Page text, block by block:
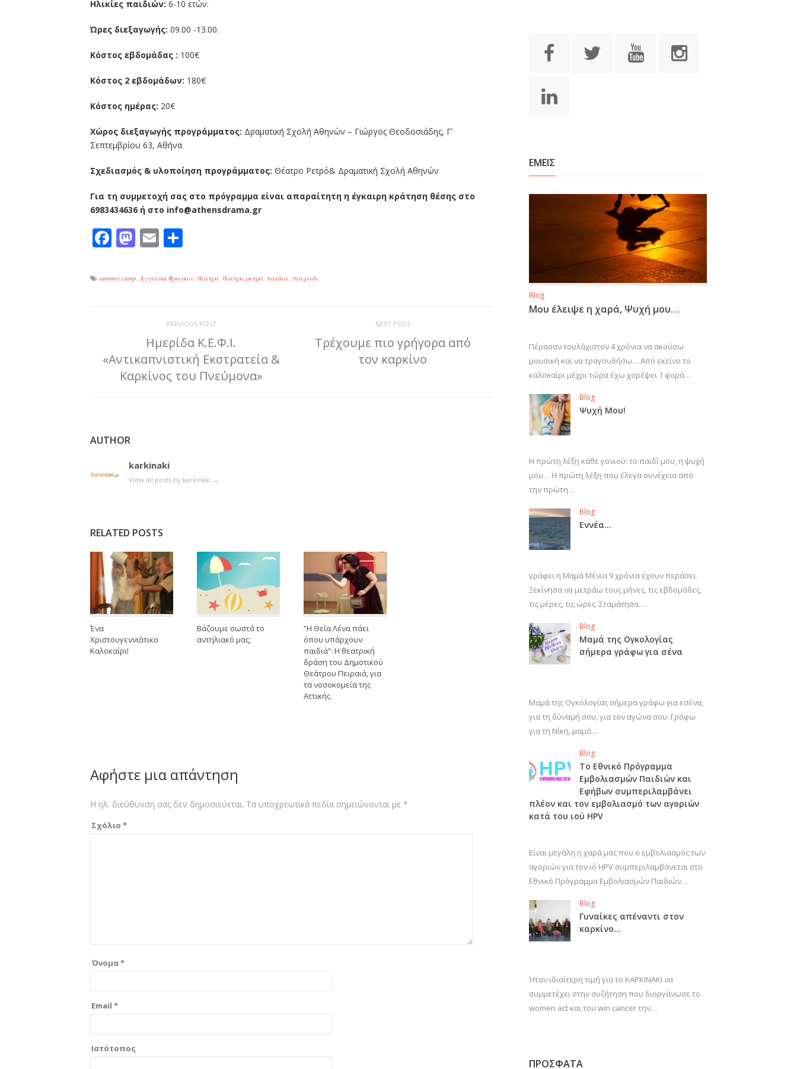
Ηλικίες παιδιών: 6-10 ετών.
Ώρες διεξαγωγής: 09.00 -13.00.
Κόστος εβδομάδας : 100€
Κόστος 2 εβδομάδων: 180€
Κόστος ημέρας: 20€
Χώρος διεξαγωγής προγράμματος: Δραματική Σχολή Αθηνών – Γιώργος Θεοδοσιάδης, Γ’
Σεπτεμβρίου 63, Αθήνα
Σχεδιασμός & υλοποίηση προγράμματος: Θέατρο Ρετρό& Δραματική Σχολή Αθηνών
Για τη συμμετοχή σας στο πρόγραμμα είναι απαραίτητη η έγκαιρη κράτηση θέσης στο
6983434636 ή στο info@athensdrama.gr
Facebook
Mastodon
Email
summer camp,Αγγελικη Φραγκου, θεατρο, θεατρο ρετρό, παιδια, παιχνιδι
PREVIOUS POST
Ημερίδα Κ.Ε.Φ.Ι.
«Αντικαπνιστική Εκστρατεία &
Καρκίνος του Πνεύμονα»
NEXT POST
Τρέχουμε πιο γρήγορα από
τον καρκίνο
AUTHOR
karkinaki
View all posts by karkinaki →
RELATED POSTS
Ένα
Χριστουγεννιάτικο
Καλοκαίρι!
Βάζουμε σωστά το
αντηλιακό μας;
“Η Θεία Λένα πάει
όπου υπάρχουν
παιδιά”: Η θεατρική
δράση του Δημοτικού
Θεάτρου Πειραιά, για
τα νοσοκομεία της
Αττικής.
Αφήστε μια απάντηση
Η ηλ. διεύθυνση σας δεν δημοσιεύεται. Τα υποχρεωτικά πεδία σημειώνονται με *
Σχόλιο *
Όνομα*
Email *
Ιστότοπος
ΕΜΕΙΣ
Blog
Μου έλειψε η χαρά, Ψυχή μου…
Πέρασαν τουλάχιστον 4 χρόνια να ακούσω
μουσική και να τραγουδήσω… Από εκείνο το
καλοκαίρι μέχρι τώρα έχω χορέψει 1 φορά…
Blog
Ψυχή Μου!
Η πρώτη λέξη κάθε γονιού: το παιδί μου, η ψυχή
μου… Η πρώτη λέξη που έλεγα συνέχεια από
την πρώτη…
Blog
Εννέα…
γράφει η Μαμά Μένια 9 χρόνια έχουν περάσει.
Ξεκίνησα να μετράω τους μήνες, τις εβδομάδες,
τις μέρες, τις ώρες. Σταμάτησα.…
Blog
Μαμά της Ογκολογίας
σήμερα γράφω για σένα
Μαμά της Ογκολογίας σήμερα γράφω για εσένα,
για τη δύναμή σου, για τον αγώνα σου. Γράφω
για τη Νίκη, μαμά…
Blog
Το Εθνικό Πρόγραμμα
Εμβολιασμών Παιδιών και
Εφήβων συμπεριλαμβάνει
πλέον και τον εμβολιασμό των αγοριών
κατά του ιού HPV
Είναι μεγάλη η χαρά μας που ο εμβολιασμός των
αγοριών για τον ιό HPV συμπεριλαμβάνεται στο
Εθνικό Πρόγραμμα Εμβολιασμών Παιδιών…
Blog
Γυναίκες απέναντι στον
καρκίνο…
Ήταν ιδιαίτερη τιμή για το ΚΑΡΚΙΝΑΚΙ να
συμμετέχει στην συζήτηση που διοργάνωσε το
women act και του win cancer την…
ΠΡΟΣΦΑΤΑ